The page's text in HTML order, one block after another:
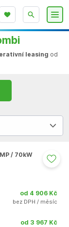
leasing od
/ 70kW
od 4 906 Kč
bez DPH / měsíc
od 3 967 Kč